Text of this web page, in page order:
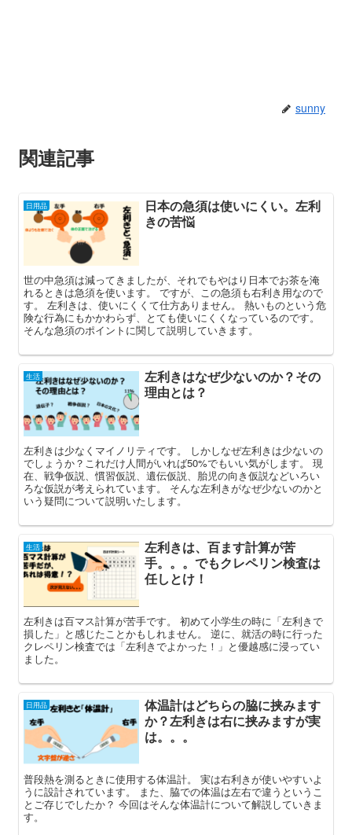
sunny
関連記事
日用品
日本の急須は使いにくい。左利
きの苦悩
世の中急須は減ってきましたが、それでもやはり日本でお茶を淹
れるときは急須を使います。 ですが、この急須も右利き用なので
す。 左利きは、使いにくくて仕方ありません。 熱いものという危
険な行為にもかかわらず、とても使いにくくなっているのです。
そんな急須のポイントに関して説明していきます。
生活
左利きはなぜ少ないのか？その
理由とは？
左利きは少なくマイノリティです。 しかしなぜ左利きは少ないの
でしょうか？これだけ人間がいれば50%でもいい気がします。 現
在、戦争仮説、慣習仮説、遺伝仮説、胎児の向き仮説などいろい
ろな仮説が考えられています。 そんな左利きがなぜ少ないのかと
いう疑問について説明いたします。
生活
左利きは、百ます計算が苦
手。。。でもクレペリン検査は
任しとけ！
左利きは百マス計算が苦手です。 初めて小学生の時に「左利きで
損した」と感じたことかもしれません。 逆に、就活の時に行った
クレペリン検査では「左利きでよかった！」と優越感に浸ってい
ました。
日用品
体温計はどちらの脇に挟みます
か？左利きは右に挟みますが実
は。。。
普段熱を測るときに使用する体温計。 実は右利きが使いやすいよ
うに設計されています。 また、脇での体温は左右で違うというこ
とご存じでしたか？ 今回はそんな体温計について解説していきま
す。